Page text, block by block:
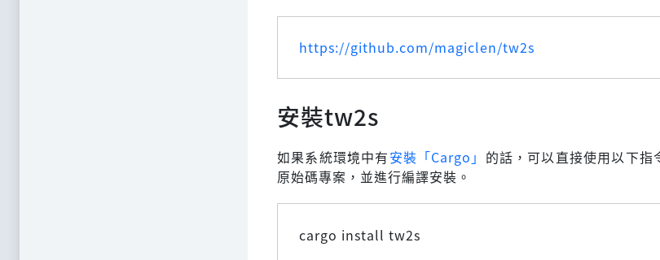
https://github.com/magiclen/tw2s
安裝tw2s
如果系統環境中有安裝「Cargo」 的話，可以直接使用以下
原始碼專案，並進行編譯安裝。
cargo install tw2s